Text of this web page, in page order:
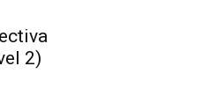
2)